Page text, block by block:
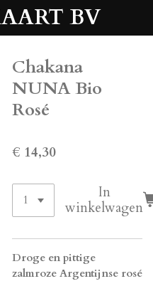
BV
Chakana
NUNA Bio
Rosé
€ 14,30
In
winkelwagen
Droge en pittige
zalmroze Argentijnse rosé